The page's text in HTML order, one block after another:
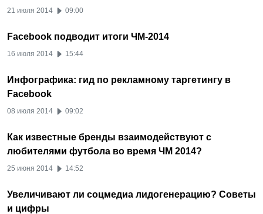
21 июля 2014 09:00
Facebook подводит итоги ЧМ-2014
16 июля 2014 15:44
Инфографика: гид по рекламному таргетингу в
Facebook
08 июля 2014 09:02
Как известные бренды взаимодействуют с
любителями футбола во время ЧМ 2014?
25 июня 2014 14:52
Увеличивают ли соцмедиа лидогенерацию? Советы
и цифры